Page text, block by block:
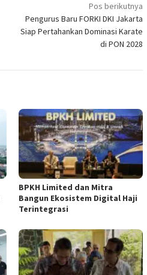
Pos berikutnya
Pengurus Baru FORKI DKI Jakarta
Siap Pertahankan Dominasi Karate
di PON 2028
BPKH Limited dan Mitra
Bangun Ekosistem Digital Haji
Terintegrasi